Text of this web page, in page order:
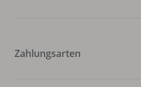
Zahlungsarten